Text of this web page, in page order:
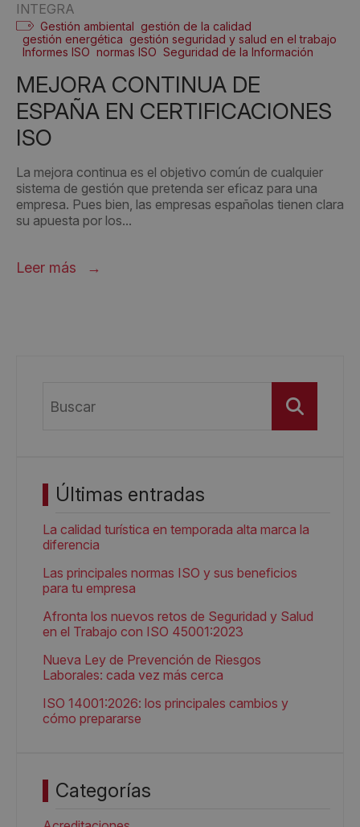
INTEGRA
Gestión ambiental gestión de la calidad
gestión energética gestión seguridad y salud en el trabajo
Informes ISO normas ISO Seguridad de la Información
MEJORA CONTINUA DE
ESPAÑA EN CERTIFICACIONES
ISO
La mejora continua es el objetivo común de cualquier
sistema de gestión que pretenda ser eficaz para una
empresa. Pues bien, las empresas españolas tienen clara
su apuesta por los...
Leer más
Buscar
Últimas entradas
La calidad turística en temporada alta marca la
diferencia
Las principales normas ISO y sus beneficios
para tu empresa
Afronta los nuevos retos de Seguridad y Salud
en el Trabajo con ISO 45001:2023
Nueva Ley de Prevención de Riesgos
Laborales: cada vez más cerca
ISO 14001:2026: los principales cambios y
cómo prepararse
Categorías